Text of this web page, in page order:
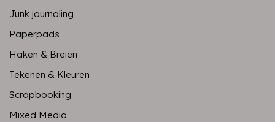
Junk journaling
Paperpads
Haken & Breien
Tekenen & Kleuren
Scrapbooking
Mixed Media